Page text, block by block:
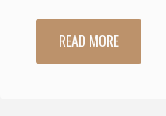
READ MORE"139